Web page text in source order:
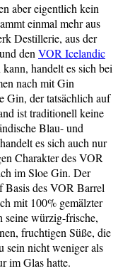
aber eigentlich kein
einmal mehr aus
Destillerie, aus der
denVOR Icelandic
handelt es sich bei
nach mit Gin
Gin, der tatsächlich auf
ist traditionell keine
Blau- und
es sich auch nur
Charakter des VOR
im Sloe Gin. Der
des VOR Barrel
mit 100% gemälzter
seine würzig-frische,
fruchtigen Süße, die
sein nicht weniger als
im Glas hatte.